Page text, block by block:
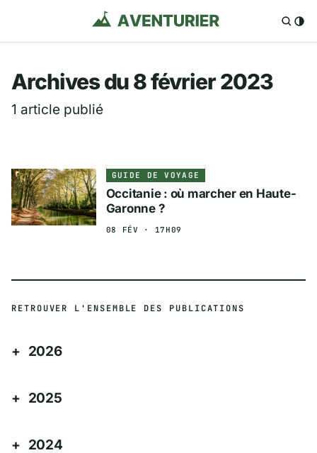
Aventurier.fr —
Archives du 8 février 2023
1 article publié
GUIDE DE VOYAGE
Occitanie : où marcher en Haute-
Garonne ?
08 FÉV · 17H09
RETROUVER L'ENSEMBLE DES PUBLICATIONS
2026
2025
2024